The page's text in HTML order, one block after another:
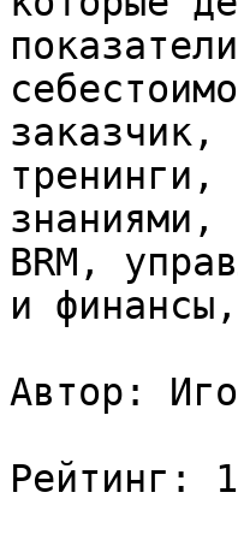
заказчик,
тренинги,
знаниями,
BRM,
и
Автор:
Рейтинг: